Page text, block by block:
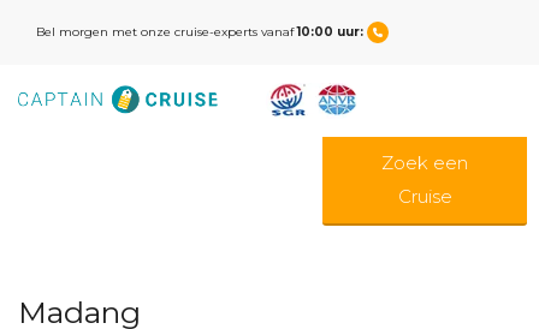
Bel morgen met onze cruise-experts vanaf10:00 uur:
Zoek een
Cruise
Madang